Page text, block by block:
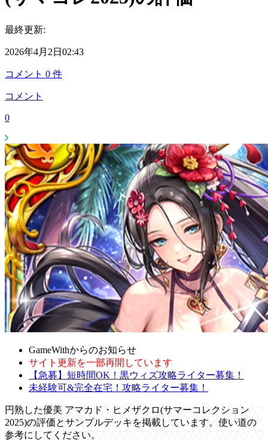
最終更新:
2026年4月2日02:43
コメント 0 件
コメント
0
GameWithからのお知らせ
サイト更新を一部再開しています
【急募】短時間OK！黒ウィズ攻略ライター募集！
未経験可&完全在宅！攻略ライター募集！
円熟した優美 アマカド・ヒメザクロ(サマーコレクション
2025)の評価とサンプルデッキを掲載しています。使い道の
参考にしてください。